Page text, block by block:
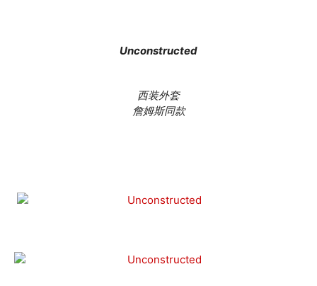
Unconstructed
西装外套
詹姆斯同款